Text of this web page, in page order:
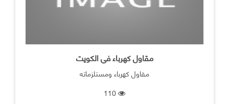
مقاول كهرباء في الكويت
مقاول كهرباء ومستلزماته